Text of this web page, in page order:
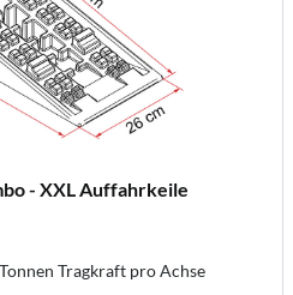
- XXL Auffahrkeile
Tragkraft pro Achse